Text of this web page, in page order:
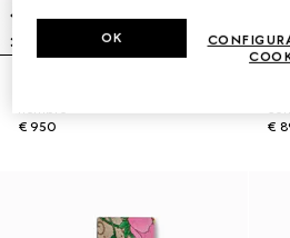
hombro
€ 950
€
OK